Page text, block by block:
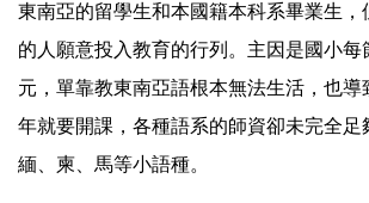
東南亞的留學生和本國籍本科系畢業生，
的人願意投入教育的行列。主因是國小每
元，單靠教東南亞語根本無法生活，也導
年就要開課，各種語系的師資卻未完全足
緬、柬、馬等小語種。